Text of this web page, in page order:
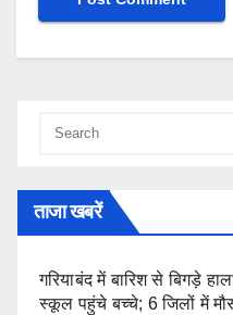
ताजा खबरें
गरियाबंद में बारिश से बिगड़े
स्कूल पहुंचे बच्चे; 6 जिलों में